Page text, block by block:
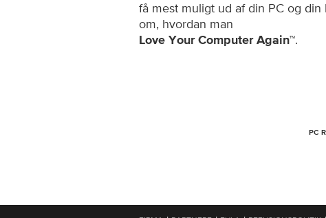
få mest muligt ud af din PC og
om, hvordan man
Love Your Computer Again™.
PC